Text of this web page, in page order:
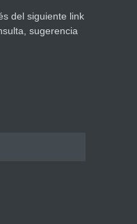
del siguiente link
sugerencia